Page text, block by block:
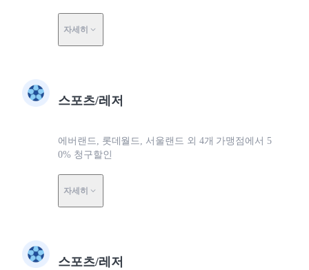
자세히
스포츠/레저
에버랜드, 롯데월드, 서울랜드 외 4개 가맹점에서 5
0% 청구할인
자세히
스포츠/레저